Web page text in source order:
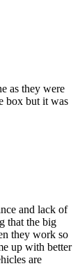
as they were
box but it was
and lack of
that the big
they work so
up with better
are